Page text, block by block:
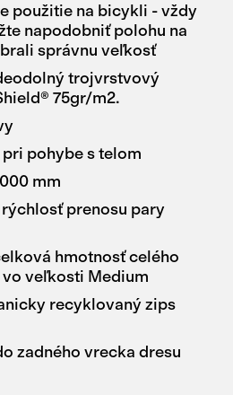
použitie na bicykli - vždy
napodobniť polohu na
správnu veľkosť
trojvrstvový
75gr/m2.
pohybe s telom
mm
prenosu pary
hmotnosť celého
veľkosti Medium
recyklovaný zips
zadného vrecka dresu